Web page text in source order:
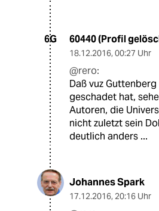
6G 60440 (Profil
18.12.2016, 00:27 Uhr
@rero:
Daß vuz
geschadet hat,
Autoren, die
nicht zuletzt sein
deutlich anders ...
Johannes Spark
17.12.2016, 20:16 Uhr